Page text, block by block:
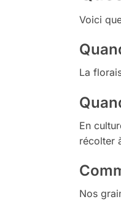
Voici
La
En
récolter
Nos